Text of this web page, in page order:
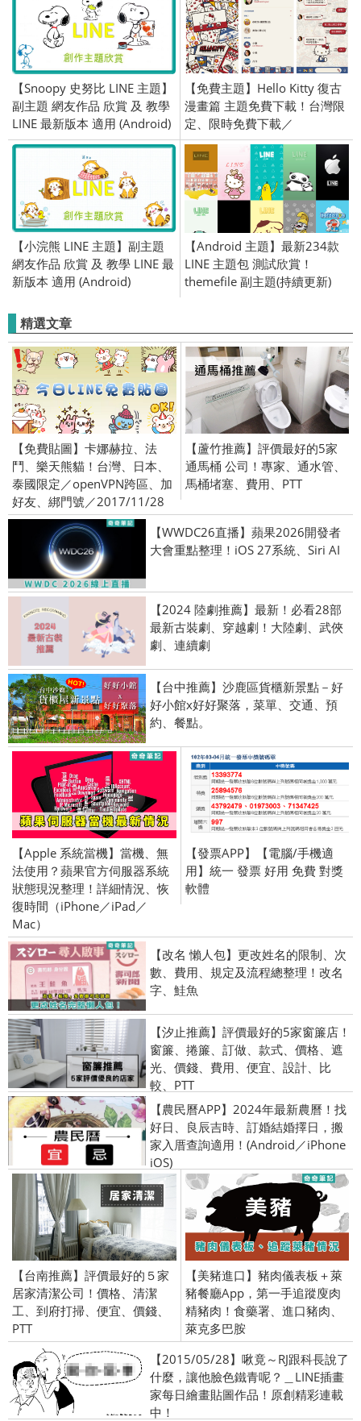
【Snoopy 史努比 LINE 主題】
副主題 網友作品 欣賞 及 教學
LINE 最新版本 適用 (Android)
【免費主題】Hello Kitty 復古
漫畫篇 主題免費下載！台灣限
定、限時免費下載／
2019/12/13
【小浣熊 LINE 主題】副主題
網友作品 欣賞 及 教學 LINE 最
新版本 適用 (Android)
【Android 主題】最新234款
LINE 主題包 測試欣賞！
themefile 副主題(持續更新)
精選文章
【免費貼圖】卡娜赫拉、法
鬥、樂天熊貓！台灣、日本、
泰國限定／openVPN跨區、加
好友、綁門號／2017/11/28
【蘆竹推薦】評價最好的5家
通馬桶 公司！專家、通水管、
馬桶堵塞、費用、PTT
【WWDC26直播】蘋果2026開發者
大會重點整理！iOS 27系統、Siri AI
【2024 陸劇推薦】最新！必看28部
最新古裝劇、穿越劇！大陸劇、武俠
劇、連續劇
【台中推薦】沙鹿區貨櫃新景點－好
好小館x好好聚落，菜單、交通、預
約、餐點。
【Apple 系統當機】當機、無
法使用？蘋果官方伺服器系統
狀態現況整理！詳細情況、恢
復時間（iPhone／iPad／
Mac）
【發票APP】【電腦/手機適
用】統一 發票 好用 免費 對獎
軟體
【改名 懶人包】更改姓名的限制、次
數、費用、規定及流程總整理！改名
字、鮭魚
【汐止推薦】評價最好的5家窗簾店！
窗簾、捲簾、訂做、款式、價格、遮
光、價錢、費用、便宜、設計、比
較、PTT
【農民曆APP】2024年最新農曆！找
好日、良辰吉時、訂婚結婚擇日，搬
家入厝查詢適用！(Android／iPhone
iOS)
【台南推薦】評價最好的５家
居家清潔公司！價格、清潔
工、到府打掃、便宜、價錢、
PTT
【美豬進口】豬肉儀表板＋萊
豬餐廳App，第一手追蹤廋肉
精豬肉！食藥署、進口豬肉、
萊克多巴胺
【2015/05/28】啾竟～RJ跟科長說了
什麼，讓他臉色鐵青呢？＿LINE插畫
家每日繪畫貼圖作品！原創精彩連載
中！